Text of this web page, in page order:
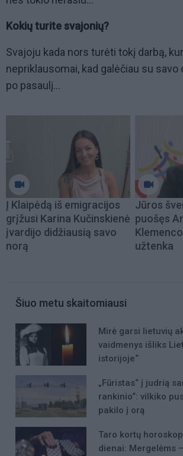
Kokių turite svajonių?
Svajoju kada nors turėti tokį darbą,
nepriklausomai, kad galėčiau su savo
po pasaulį...
Į Klaipėdą iš emigracijos
grįžusi Karina Kučinskienė
įvardijo didžiausią savo
norą
Jūros
puošęs
užtenka
Šiuo metu skaitomiausi
Mirė garsi lietuvių
vaidmenys išliks
istorijoje“
„Fūristas“ į judrią
rankinio“: vilkiko
pakilo į orą
Taro kortų
dienai: Mergelėms